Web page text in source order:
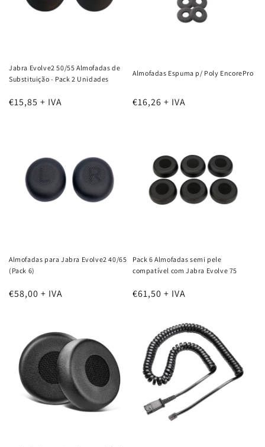
Jabra Evolve2 50/55 Almofadas de
Substituição - Pack 2 Unidades
€15,85 + IVA
Almofadas Espuma p/ Poly EncorePro
€16,26 + IVA
Almofadas para Jabra Evolve2 40/65
(Pack 6)
€58,00 + IVA
Pack 6 Almofadas semi pele
compatível com Jabra Evolve 75
€61,50 + IVA